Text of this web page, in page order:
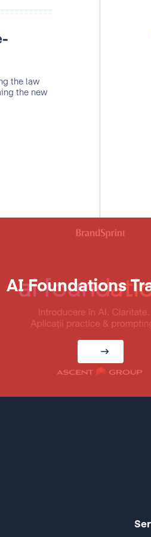
the law
the new
organizațională,
în orice tip de
cum să creeze, dar și
de nădejde, un
AI Foundations